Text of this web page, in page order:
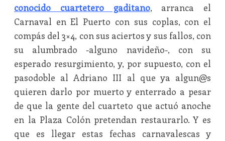
conocido cuartetero gaditano, arranca el
Carnaval en El Puerto con sus coplas, con el
compás del 3×4, con sus aciertos y sus fallos, con
su alumbrado -alguno navideño-, con su
esperado resurgimiento, y, por supuesto, con el
pasodoble al Adriano III al que ya algun@s
quieren darlo por muerto y enterrado a pesar
de que la gente del cuarteto que actuó anoche
en la Plaza Colón pretendan restaurarlo. Y es
que es llegar estas fechas carnavalescas y